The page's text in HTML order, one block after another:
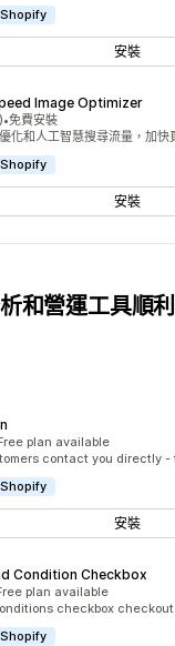
安裝
Image Optimizer
價
•免費安裝
化和人工智慧搜尋流量，加快
安裝
和營運工具順
plan available
contact you directly -
安裝
Condition Checkbox
plan available
checkbox